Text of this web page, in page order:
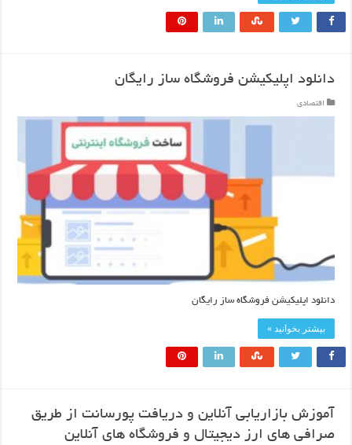
دانلود اپلیکیشن فروشگاه ساز رایگان
اقتصادی
دانلود اپلیکیشن فروشگاه ساز رایگان
بیشتر بخوانید »
آموزش بازاریابی آنلاین و دریافت پورسانت از طریق
صرافی های ارز دیجیتال و فروشگاه های آنلاین